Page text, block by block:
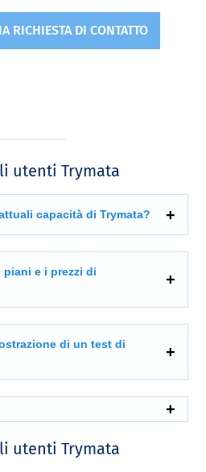
utenti Trymata
capacità di Trymata?
e i prezzi di
di un test di
utenti Trymata